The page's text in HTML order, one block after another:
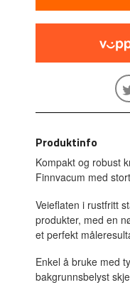
Produktinfo
Kompakt og robust
Finnvacum med
Veieflaten i rustfritt
produkter, med en
et perfekt
Enkel å bruke med
bakgrunnsbelyst